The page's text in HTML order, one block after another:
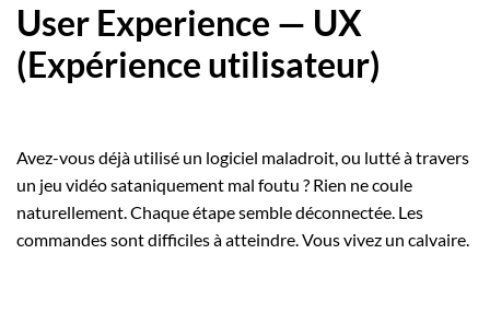
User Experience — UX
(Expérience utilisateur)
Avez-vous déjà utilisé un logiciel maladroit, ou lutté à travers
un jeu vidéo sataniquement mal foutu ? Rien ne coule
naturellement. Chaque étape semble déconnectée. Les
commandes sont difficiles à atteindre. Vous vivez un calvaire.